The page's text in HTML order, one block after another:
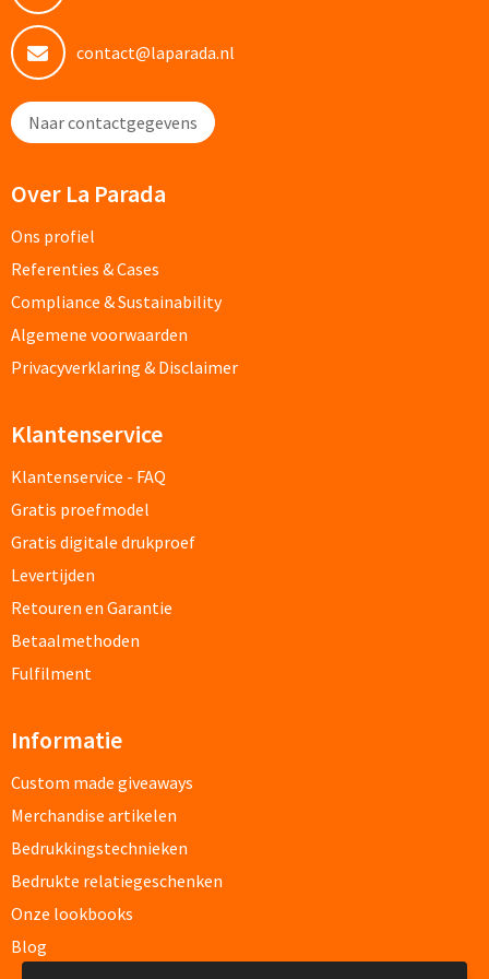
Kleding, Caps & Mutsen
Shirts & Hoodies
Polo shirts bedrukken
Hoodies bedrukken
Alle textiel artikelen
Bodywarmers bedrukken
Fleece jassen bedrukken
Softshell jassen bedrukken
Jassen bedrukken
Training- & Joggingbroeken bedrukken
Alle sportkleding
contact@laparada.nl
Naar contactgegevens
Over La Parada
Ons profiel
Referenties & Cases
Compliance & Sustainability
Algemene voorwaarden
Privacyverklaring & Disclaimer
Klantenservice
Klantenservice - FAQ
Gratis proefmodel
Gratis digitale drukproef
Levertijden
Retouren en Garantie
Betaalmethoden
Fulfilment
Informatie
Custom made giveaways
Merchandise artikelen
Bedrukkingstechnieken
Bedrukte relatiegeschenken
Onze lookbooks
Blog